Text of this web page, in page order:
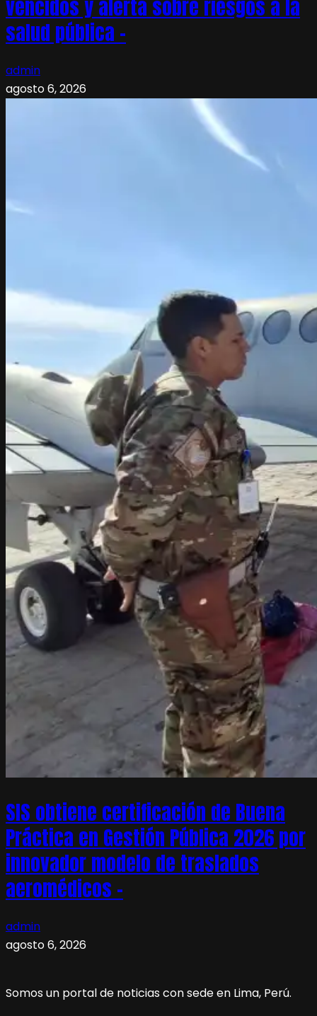
vencidos y alerta sobre riesgos a la
salud pública –
admin
agosto 6, 2026
SIS obtiene certificación de Buena
Práctica en Gestión Pública 2026 por
innovador modelo de traslados
aeromédicos –
admin
agosto 6, 2026
Somos un portal de noticias con sede en Lima, Perú.